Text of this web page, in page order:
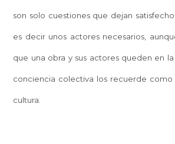
son solo cuestiones que dejan
es decir unos actores necesarios,
que una obra y sus actores queden en
conciencia colectiva los recuerde
cultura.